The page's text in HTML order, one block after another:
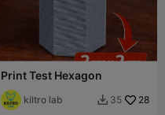
Print Test Hexagon
kiltro lab  35 28